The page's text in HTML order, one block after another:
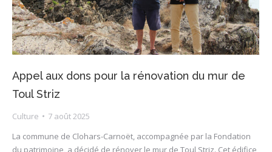
Appel aux dons pour la rénovation du mur de
Toul Striz
Culture
7 août 2025
La commune de Clohars-Carnoët, accompagnée par la Fondation
du patrimoine, a décidé de rénover le mur de Toul Striz. Cet édifice